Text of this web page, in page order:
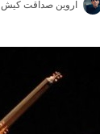
آروین صداقت کیش